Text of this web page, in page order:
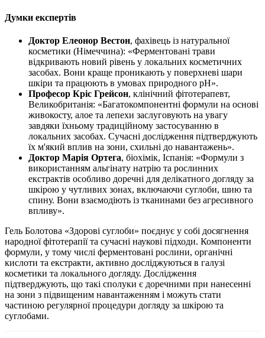
Думки експертів
Доктор Елеонор Вестон, фахівець із натуральної
косметики (Німеччина): «Ферментовані трави
відкривають новий рівень у локальних косметичних
засобах. Вони краще проникають у поверхневі шари
шкіри та працюють в умовах природного рН».
Професор Кріс Грейсон, клінічний фітотерапевт,
Великобританія: «Багатокомпонентні формули на основі
живокосту, алое та лепехи заслуговують на увагу
завдяки їхньому традиційному застосуванню в
локальних засобах. Сучасні дослідження підтверджують
їх м'який вплив на зони, схильні до навантажень».
Доктор Марія Ортега, біохімік, Іспанія: «Формули з
використанням альгінату натрію та рослинних
екстрактів особливо доречні для делікатного догляду за
шкірою у чутливих зонах, включаючи суглоби, шию та
спину. Вони взаємодіють із тканинами без агресивного
впливу».
Гель Болотова «Здорові суглоби» поєднує у собі досягнення
народної фітотерапії та сучасні наукові підходи. Компоненти
формули, у тому числі ферментовані рослини, органічні
кислоти та екстракти, активно досліджуються в галузі
косметики та локального догляду. Дослідження
підтверджують, що такі сполуки є доречними при нанесенні
на зони з підвищеним навантаженням і можуть стати
частиною регулярної процедури догляду за шкірою та
суглобами.